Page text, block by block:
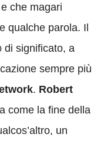
che magari
qualche parola. Il
di significato, a
sempre più
. Robert
come la fine della
un